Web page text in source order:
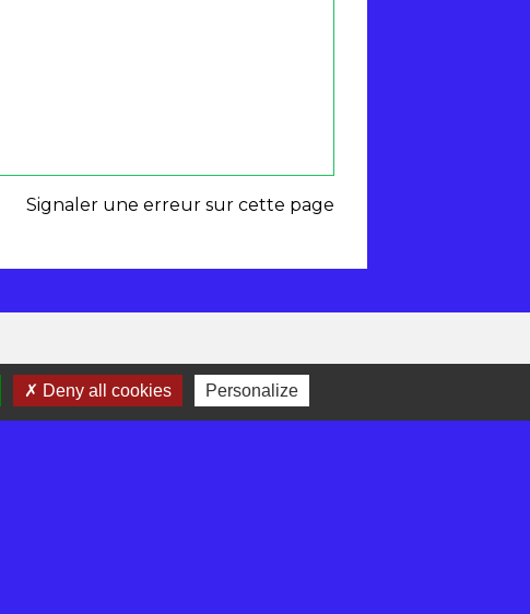
Signaler une erreur sur cette page
Deny all cookies Personalize